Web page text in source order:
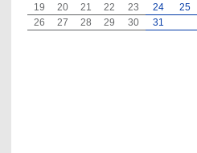
19
20 21 22 23 24
25
26
27 28 29 30 31